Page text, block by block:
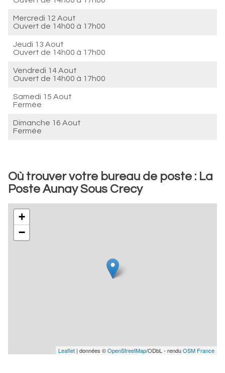
Mercredi 12 Aout
Ouvert de 14h00 à 17h00
Jeudi 13 Aout
Ouvert de 14h00 à 17h00
Vendredi 14 Aout
Ouvert de 14h00 à 17h00
Samedi 15 Aout
Fermée
Dimanche 16 Aout
Fermée
Où trouver votre bureau de poste : La
Poste Aunay Sous Crecy
+
−
Leaflet | données ©OpenStreetMap/ODbL - renduOSM France